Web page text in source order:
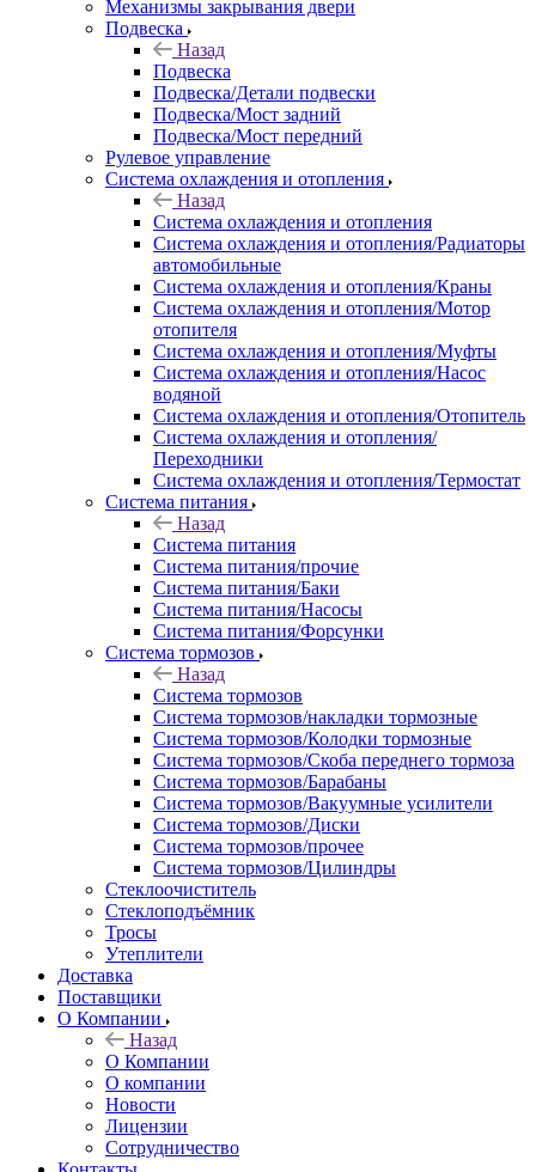
Механизмы закрывания двери
Подвеска
Назад
Подвеска
Подвеска/Детали подвески
Подвеска/Мост задний
Подвеска/Мост передний
Рулевое управление
Система охлаждения и отопления
Назад
Система охлаждения и отопления
Система охлаждения и отопления/Радиаторы
автомобильные
Система охлаждения и отопления/Краны
Система охлаждения и отопления/Мотор
отопителя
Система охлаждения и отопления/Муфты
Система охлаждения и отопления/Насос
водяной
Система охлаждения и отопления/Отопитель
Система охлаждения и отопления/
Переходники
Система охлаждения и отопления/Термостат
Система питания
Назад
Система питания
Система питания/прочие
Система питания/Баки
Система питания/Насосы
Система питания/Форсунки
Система тормозов
Назад
Система тормозов
Система тормозов/накладки тормозные
Система тормозов/Колодки тормозные
Система тормозов/Скоба переднего тормоза
Система тормозов/Барабаны
Система тормозов/Вакуумные усилители
Система тормозов/Диски
Система тормозов/прочее
Система тормозов/Цилиндры
Стеклоочиститель
Стеклоподъёмник
Тросы
Утеплители
Доставка
Поставщики
О Компании
Назад
О Компании
О компании
Новости
Лицензии
Сотрудничество